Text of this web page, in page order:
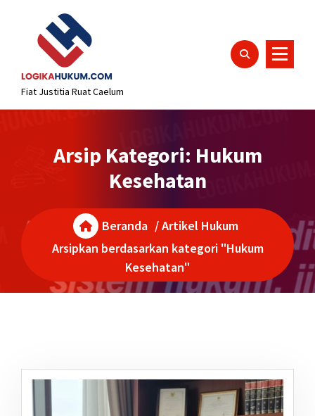
Fiat Justitia Ruat Caelum
Arsip Kategori: Hukum
Kesehatan
Beranda /Artikel Hukum
Arsipkan berdasarkan kategori "Hukum
Kesehatan"